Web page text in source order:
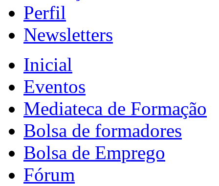
Perfil
Newsletters
Inicial
Eventos
Mediateca de Formação
Bolsa de formadores
Bolsa de Emprego
Fórum